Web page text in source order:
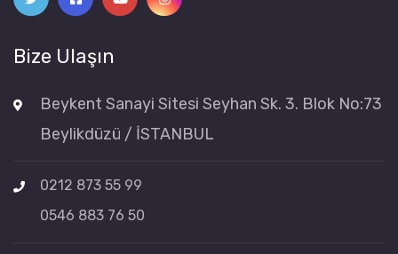
Bize Ulaşın
Beykent Sanayi Sitesi Seyhan Sk. 3. Blok No:73
Beylikdüzü / İSTANBUL
0212 873 55 99
0546 883 76 50